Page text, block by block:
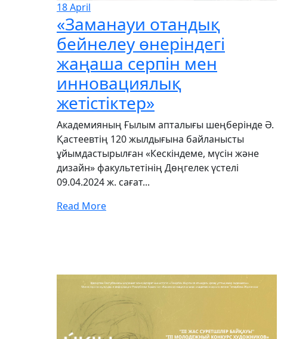
18April
«Заманауи отандық
бейнелеу өнеріндегі
жаңаша серпін мен
инновациялық
жетістіктер»
Академияның Ғылым апталығы шеңберінде Ә.
Қастеевтің 120 жылдығына байланысты
ұйымдастырылған «Кескіндеме, мүсін және
дизайн» факультетінің Дөңгелек үстелі
09.04.2024 ж. сағат...
Read More